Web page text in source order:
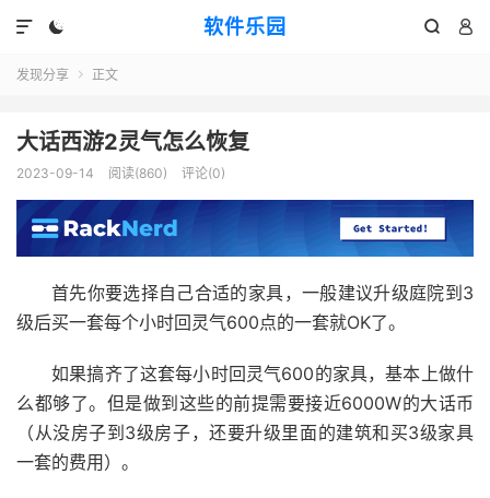
软件乐园 
 

发现分享  正文
大话西游2灵气怎么恢复
2023-09-14 阅读(860) 评论(0)
首先你要选择自己合适的家具，一般建议升级庭院到3
级后买一套每个小时回灵气600点的一套就OK了。
如果搞齐了这套每小时回灵气600的家具，基本上做什
么都够了。但是做到这些的前提需要接近6000W的大话币
（从没房子到3级房子，还要升级里面的建筑和买3级家具
一套的费用）。